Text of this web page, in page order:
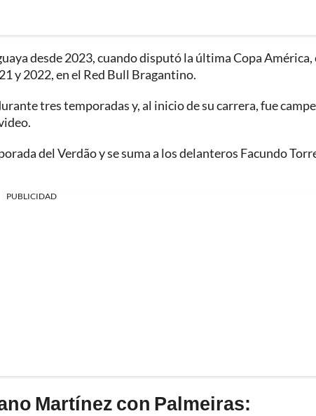
desde 2023, cuando disputó la última Copa América,
y 2022, en el Red Bull Bragantino.
tres temporadas y, al inicio de su carrera, fue
del Verdão y se suma a los delanteros Facundo
PUBLICIDAD
Martínez con Palmeiras: